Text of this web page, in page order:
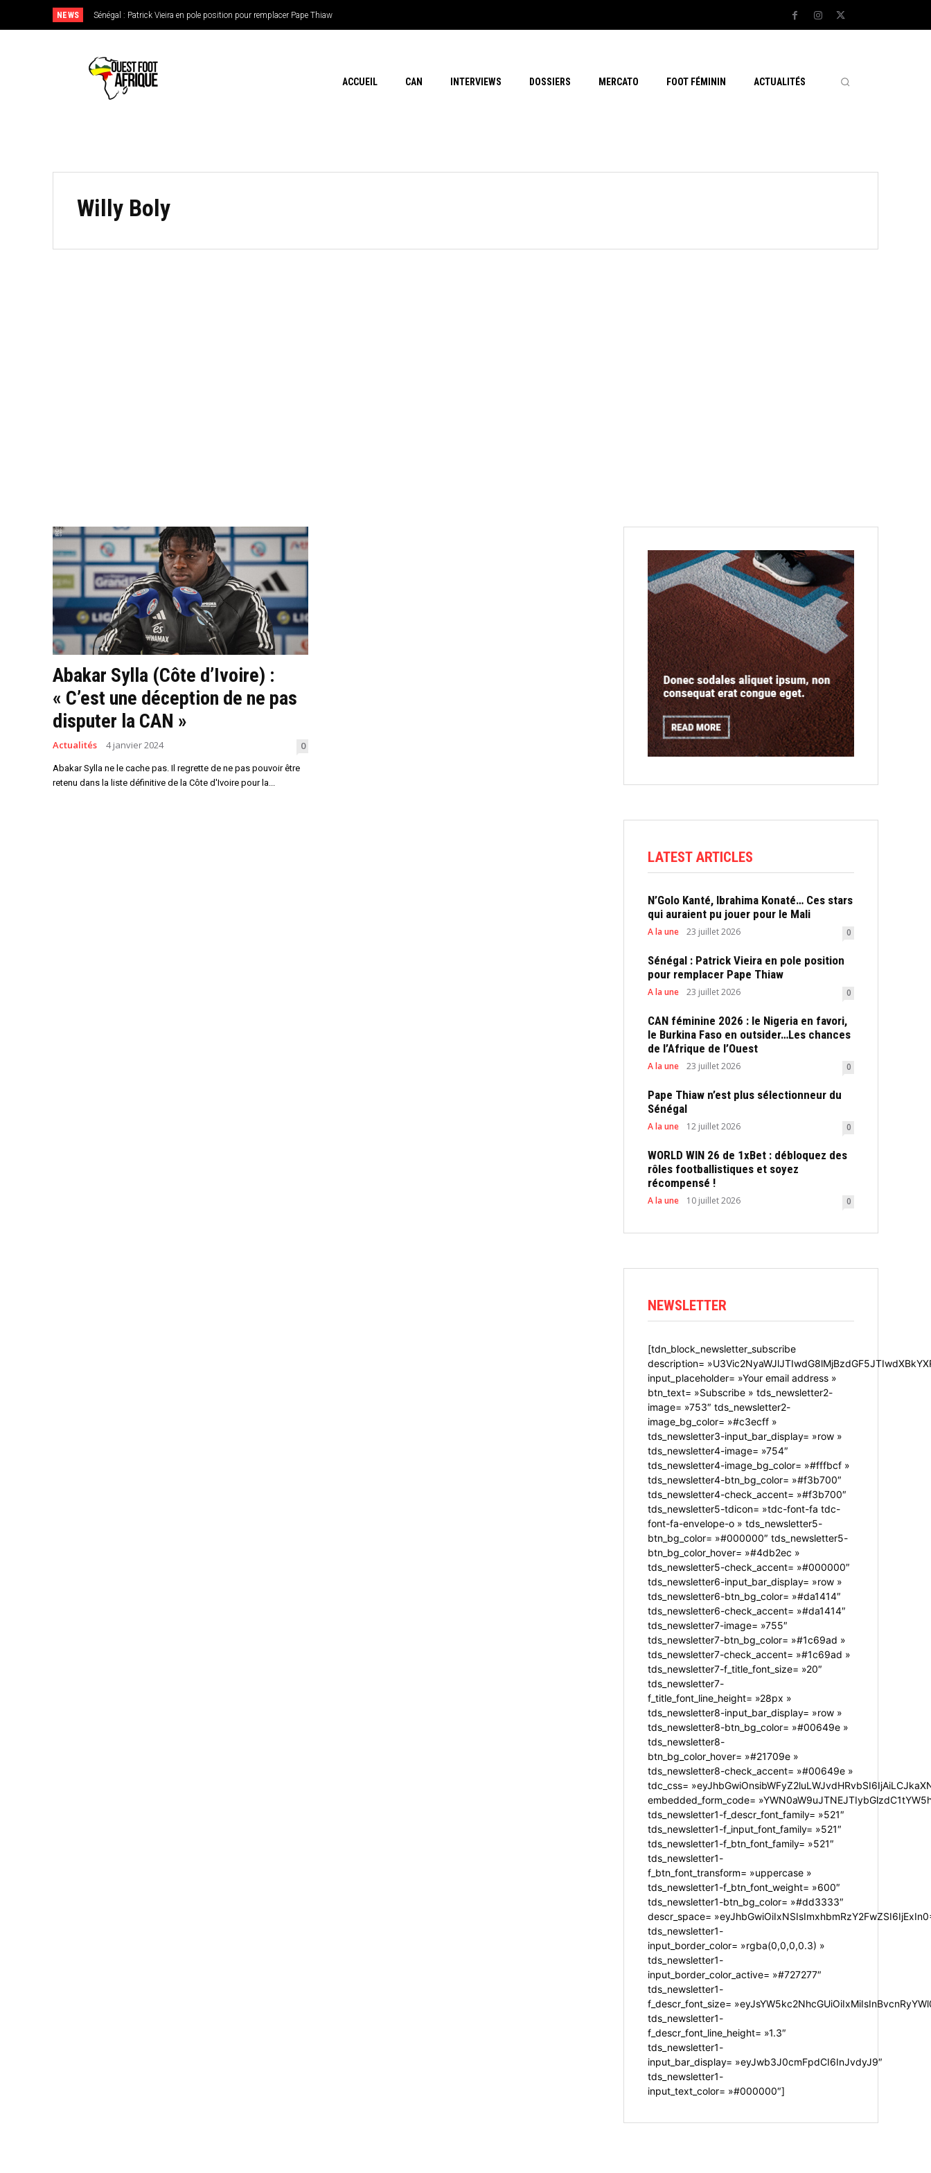
NEWS Sénégal : Patrick Vieira en pole position pour remplacer Pape Thiaw
ACCUEIL CAN INTERVIEWS DOSSIERS MERCATO FOOT FÉMININ ACTUALITÉS
Willy Boly
Abakar Sylla (Côte d’Ivoire) :
« C’est une déception de ne pas
disputer la CAN »
Actualités 4 janvier 2024 0
Abakar Sylla ne le cache pas. Il regrette de ne pas pouvoir être
retenu dans la liste définitive de la Côte d'Ivoire pour la...
LATEST ARTICLES
N’Golo Kanté, Ibrahima Konaté… Ces stars
qui auraient pu jouer pour le Mali
A la une 23 juillet 2026 0
Sénégal : Patrick Vieira en pole position
pour remplacer Pape Thiaw
A la une 23 juillet 2026 0
CAN féminine 2026 : le Nigeria en favori,
le Burkina Faso en outsider…Les chances
de l’Afrique de l’Ouest
A la une 23 juillet 2026 0
Pape Thiaw n’est plus sélectionneur du
Sénégal
A la une 12 juillet 2026 0
WORLD WIN 26 de 1xBet : débloquez des
rôles footballistiques et soyez
récompensé !
A la une 10 juillet 2026 0
NEWSLETTER
[tdn_block_newsletter_subscribe
description=
input_placeholder= »Your email address »
btn_text= »Subscribe » tds_newsletter2-
image= »753″ tds_newsletter2-
image_bg_color= »#c3ecff »
tds_newsletter3-input_bar_display= »row »
tds_newsletter4-image= »754″
tds_newsletter4-image_bg_color= »#fffbcf »
tds_newsletter4-btn_bg_color= »#f3b700″
tds_newsletter4-check_accent= »#f3b700″
tds_newsletter5-tdicon= »tdc-font-fa tdc-
font-fa-envelope-o » tds_newsletter5-
btn_bg_color= »#000000″ tds_newsletter5-
btn_bg_color_hover= »#4db2ec »
tds_newsletter5-check_accent= »#000000″
tds_newsletter6-input_bar_display= »row »
tds_newsletter6-btn_bg_color= »#da1414″
tds_newsletter6-check_accent= »#da1414″
tds_newsletter7-image= »755″
tds_newsletter7-btn_bg_color= »#1c69ad »
tds_newsletter7-check_accent= »#1c69ad »
tds_newsletter7-f_title_font_size= »20″
tds_newsletter7-
f_title_font_line_height= »28px »
tds_newsletter8-input_bar_display= »row »
tds_newsletter8-btn_bg_color= »#00649e »
tds_newsletter8-
btn_bg_color_hover= »#21709e »
tds_newsletter8-check_accent= »#00649e »
tdc_css=
embedded_form_code=
tds_newsletter1-f_descr_font_family= »521″
tds_newsletter1-f_input_font_family= »521″
tds_newsletter1-f_btn_font_family= »521″
tds_newsletter1-
f_btn_font_transform= »uppercase »
tds_newsletter1-f_btn_font_weight= »600″
tds_newsletter1-btn_bg_color= »#dd3333″
descr_space=
tds_newsletter1-
input_border_color= »rgba(0,0,0,0.3) »
tds_newsletter1-
input_border_color_active= »#727277″
tds_newsletter1-
f_descr_font_size=
tds_newsletter1-
f_descr_font_line_height= »1.3″
tds_newsletter1-
input_bar_display= »eyJwb3J0cmFpdCI6InJvdyJ9″
tds_newsletter1-
input_text_color= »#000000″]